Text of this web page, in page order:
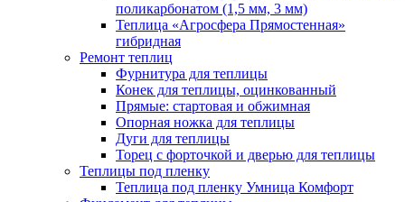
поликарбонатом (1,5 мм, 3 мм)
Теплица «Агросфера Прямостенная»
гибридная
Ремонт теплиц
Фурнитура для теплицы
Конек для теплицы, оцинкованный
Прямые: стартовая и обжимная
Опорная ножка для теплицы
Дуги для теплицы
Торец с форточкой и дверью для теплицы
Теплицы под пленку
Теплица под пленку Умница Комфорт